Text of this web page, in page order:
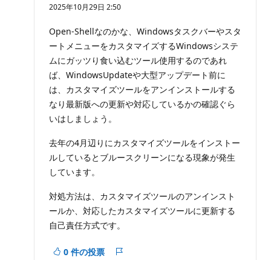
の
イ
ン
ト
2025年10月29日 2:50
Open-Shellなのかな、Windowsタスクバーやスタ
ートメニューをカスタマイズするWindowsシステ
ムにガッツり食い込むツール使用するのであれ
ば、WindowsUpdateや大型アップデート前に
は、カスタマイズツールをアンインストールする
なり最新版への更新や対応しているかの確認ぐら
いはしましょう。
去年の4月辺りにカスタマイズツールをインストー
ルしているとブルースクリーンになる現象が発生
しています。
対処方法は、カスタマイズツールのアンインスト
ールか、対応したカスタマイズツールに更新する
自己責任方式です。
0 件の投票